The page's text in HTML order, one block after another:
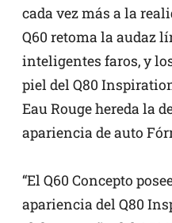
cada vez más a la
Q60 retoma la audaz
inteligentes faros, y
piel del Q80
Eau Rouge hereda la
apariencia de auto
“El Q60 Concepto
apariencia del Q80